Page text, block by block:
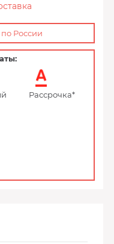
по России
Рассрочка*